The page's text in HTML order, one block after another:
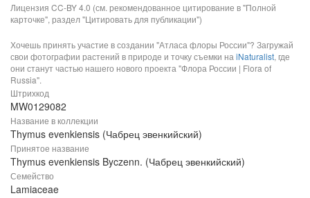
Лицензия CC-BY 4.0 (см. рекомендованное цитирование в "Полной
карточке", раздел "Цитировать для публикации")
Хочешь принять участие в создании "Атласа флоры России"? Загружай
свои фотографии растений в природе и точку съемки на iNaturalist, где
они станут частью нашего нового проекта "Флора России | Flora of
Russia".
Штрихкод
MW0129082
Название в коллекции
Thymus evenkiensis (Чабрец эвенкийский)
Принятое название
Thymus evenkiensis Byczenn. (Чабрец эвенкийский)
Семейство
Lamiaceae